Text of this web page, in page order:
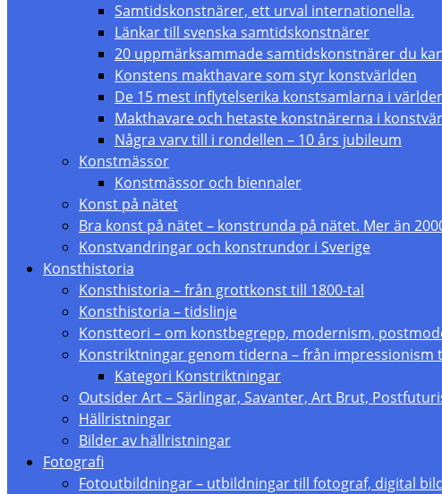
Samtidskonstnärer, ett urval internationella.
Länkar till svenska samtidskonstnärer
20 uppmärksammade samtidskonstnärer du
Konstens makthavare som styr konstvärlden
De 15 mest inflytelserika konstsamlarna i
Makthavare och hetaste konstnärerna i
Några varv till i rondellen – 10 års jubileum
Konstmässor
Konstmässor och biennaler
Konst på nätet
Bra konst på nätet – konstrunda på nätet. Mer än
Konstvandringar och konstrundor i Sverige
Konsthistoria
Konsthistoria – från grottkonst till 1800-tal
Konsthistoria – tidslinje
Konstteori – om konstbegrepp, modernism,
Konstriktningar genom tiderna – från impressionism
Kategori Konstriktningar
Outsider Art – Särlingar, Savanter, Art Brut,
Hällristningar
Bilder av hällristningar
Fotografi
Fotoutbildningar – utbildningar till fotograf, digital